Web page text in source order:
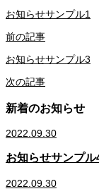
お知らせサンプル1
前の記事
お知らせサンプル3
次の記事
新着のお知らせ
2022.09.30
お知らせサンプル
2022.09.30